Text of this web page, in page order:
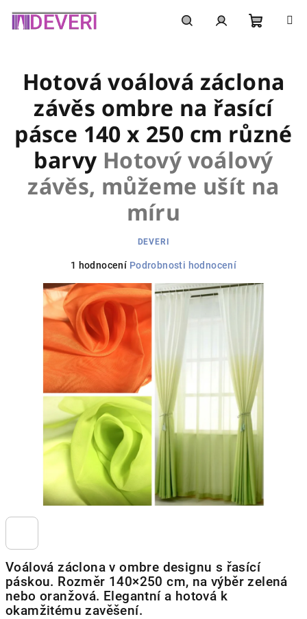
košík
Voálová záclona v ombre designu s řasící
páskou. Rozměr 140×250 cm, na výběr zelená
nebo oranžová. Elegantní a hotová k
okamžitému zavěšení.
Hotová voálová záclona
závěs ombre na řasící
pásce 140 x 250 cm různé
barvy Hotový voálový
závěs, můžeme ušít na
míru
DEVERI
Průměrné
produktu
je
5,0
z
5
hvězdiček.
1 hodnocení Podrobnosti hodnocení